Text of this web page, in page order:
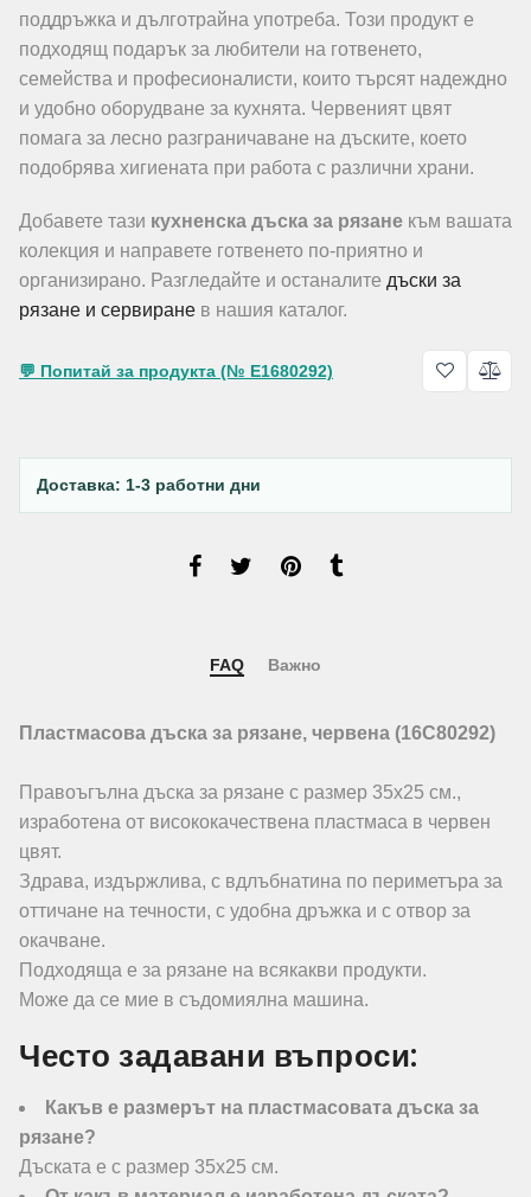
поддръжка и дълготрайна употреба. Този продукт е
подходящ подарък за любители на готвенето,
семейства и професионалисти, които търсят надеждно
и удобно оборудване за кухнята. Червеният цвят
помага за лесно разграничаване на дъските, което
подобрява хигиената при работа с различни храни.
Добавете тази кухненска дъска за рязане към вашата
колекция и направете готвенето по-приятно и
организирано. Разгледайте и останалите дъски за
рязане и сервиране в нашия каталог.
💬 Попитай за продукта (№ E1680292)
Доставка: 1-3 работни дни
FAQ Важно
Пластмасова дъска за рязане, червена (16C80292)
Правоъгълна дъска за рязане с размер 35х25 см.,
изработена от висококачествена пластмаса в червен
цвят.
Здрава, издържлива, с вдлъбнатина по периметъра за
оттичане на течности, с удобна дръжка и с отвор за
окачване.
Подходяща е за рязане на всякакви продукти.
Може да се мие в съдомиялна машина.
Често задавани въпроси:
Какъв е размерът на пластмасовата дъска за
рязане?
Дъската е с размер 35х25 см.